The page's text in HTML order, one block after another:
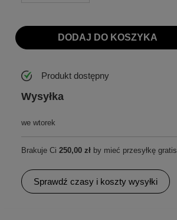
DODAJ DO KOSZYKA
Produkt dostępny
Wysyłka
we wtorek
Brakuje Ci 250,00 zł by mieć przesyłkę gratis
Sprawdź czasy i koszty wysyłki